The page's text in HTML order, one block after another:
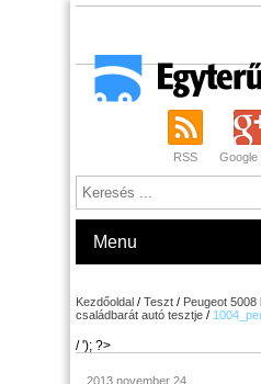
RSS Google
Menu
Kezdőoldal / Teszt / Peugeot
családbarát autó tesztje /
/ '); ?>
2013 november 24.